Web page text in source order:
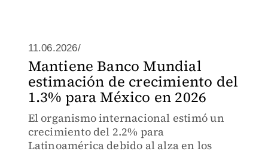
11.06.2026/
Mantiene Banco Mundial
estimación de crecimiento del
1.3% para México en 2026
El organismo internacional estimó un
crecimiento del 2.2% para
Latinoamérica debido al alza en los